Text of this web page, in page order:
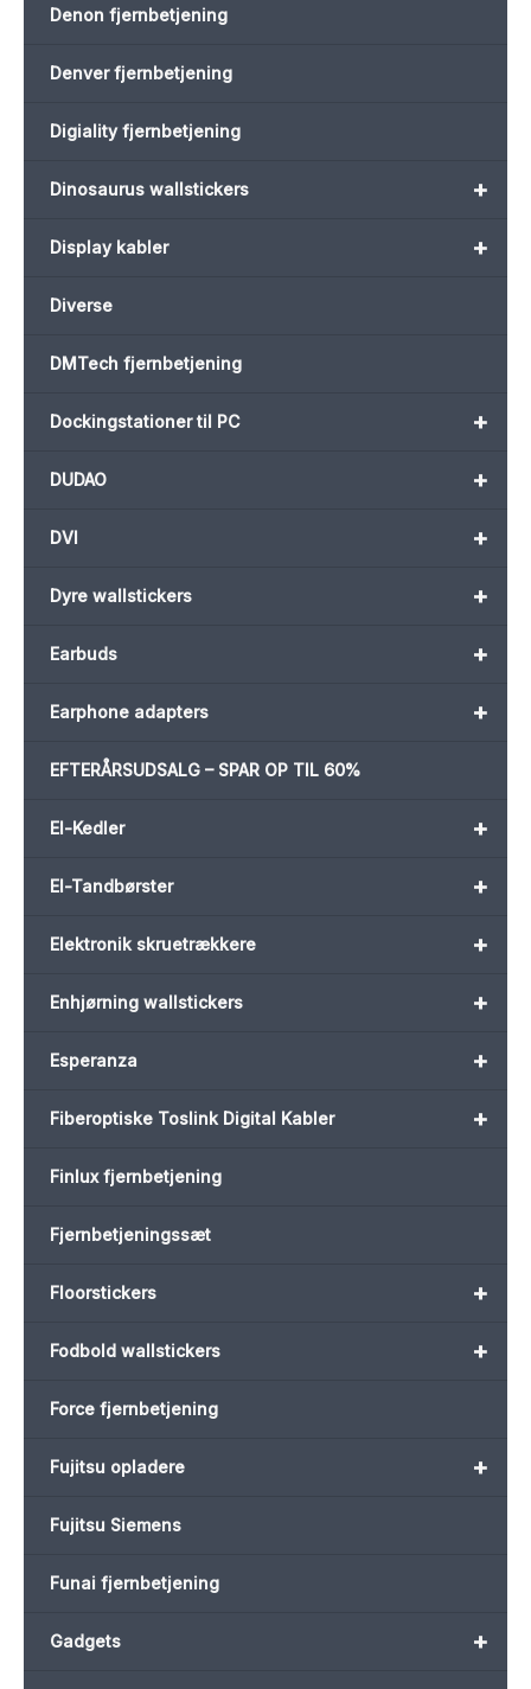
Denon fjernbetjening
Denver fjernbetjening
Digiality fjernbetjening
+
Dinosaurus wallstickers
+
Display kabler
Diverse
DMTech fjernbetjening
+
Dockingstationer til PC
+
DUDAO
+
DVI
+
Dyre wallstickers
+
Earbuds
+
Earphone adapters
EFTERÅRSUDSALG – SPAR OP TIL 60%
+
El-Kedler
+
El-Tandbørster
+
Elektronik skruetrækkere
+
Enhjørning wallstickers
+
Esperanza
+
Fiberoptiske Toslink Digital Kabler
Finlux fjernbetjening
Fjernbetjeningssæt
+
Floorstickers
+
Fodbold wallstickers
Force fjernbetjening
+
Fujitsu opladere
Fujitsu Siemens
Funai fjernbetjening
+
Gadgets